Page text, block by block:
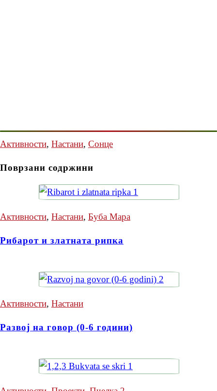
Активности, Настани, Сонце
Поврзани содржини
Активности, Настани, Буба Мара
Рибарот и златната рипка
Активности, Настани
Развој на говор (0-6 години)